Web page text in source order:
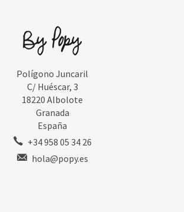
Polígono Juncaril
C/ Huéscar, 3
18220 Albolote
Granada
España
+34 958 05 34 26
hola@popy.es